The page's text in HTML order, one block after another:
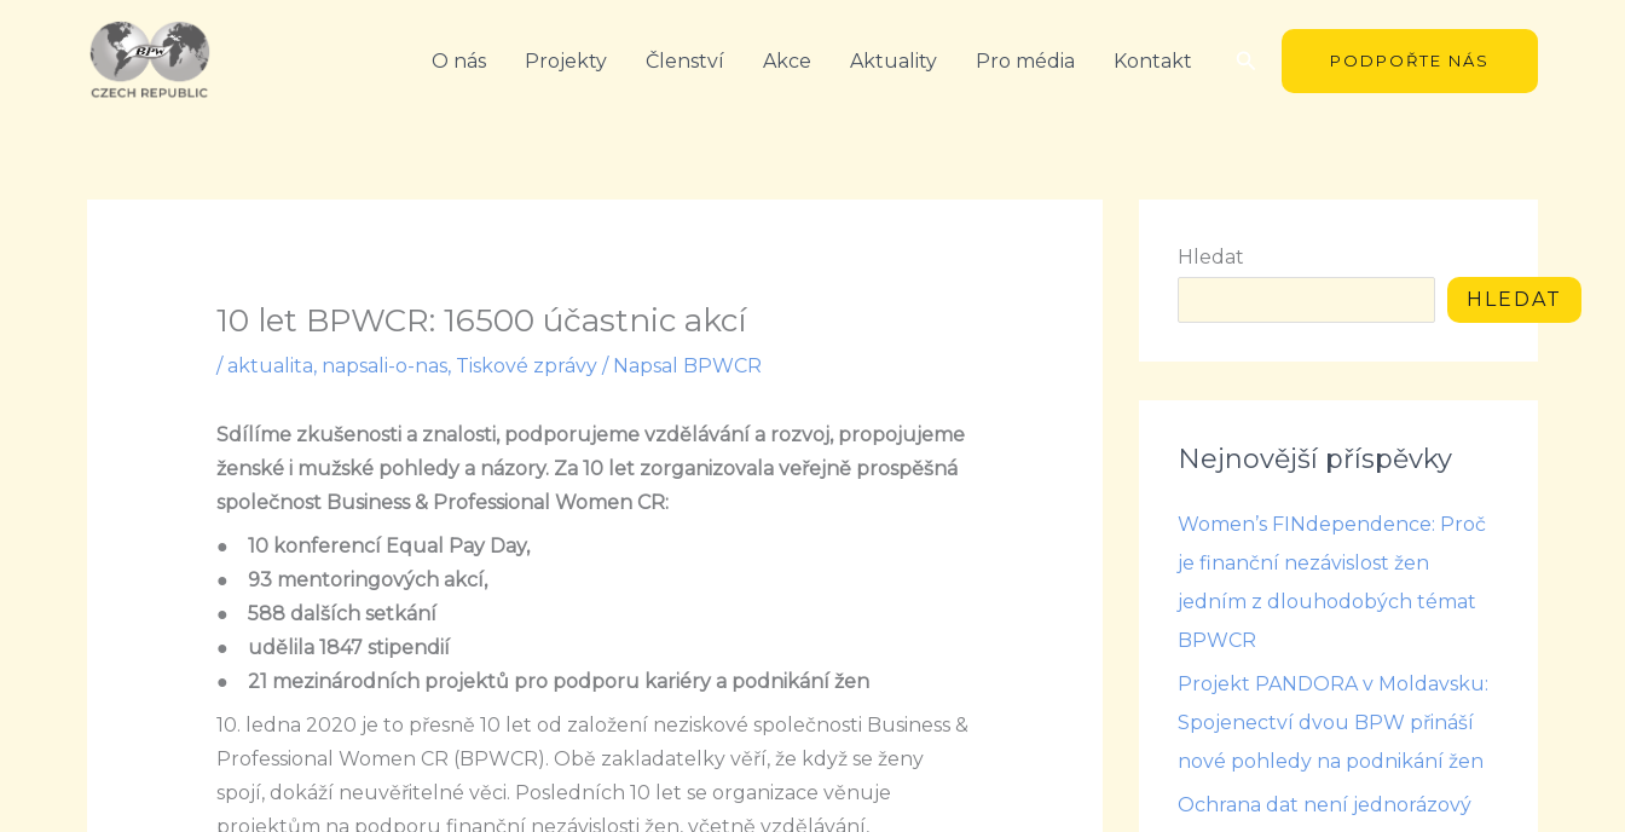
O nás Projekty Členství Akce Aktuality Pro média Kontakt Hledat PODPOŘTE NÁS
10 let BPWCR: 16500 účastnic akcí
/ aktualita, napsali-o-nas, Tiskové zprávy/ Napsal BPWCR
Sdílíme zkušenosti a znalosti, podporujeme vzdělávání a rozvoj, propojujeme
ženské i mužské pohledy a názory. Za 10 let zorganizovala veřejně prospěšná
společnost Business & Professional Women CR:
● 10 konferencí Equal Pay Day,
● 93 mentoringových akcí,
● 588 dalších setkání
● udělila 1847 stipendií
● 21 mezinárodních projektů pro podporu kariéry a podnikání žen
10. ledna 2020 je to přesně 10 let od založení neziskové společnosti Business &
Professional Women CR (BPWCR). Obě zakladatelky věří, že když se ženy
spojí, dokáží neuvěřitelné věci. Posledních 10 let se organizace věnuje
projektům na podporu finanční nezávislosti žen, včetně vzdělávání,
Hledat
HLEDAT
Nejnovější příspěvky
Women’s FINdependence: Proč
je finanční nezávislost žen
jedním z dlouhodobých témat
BPWCR
Projekt PANDORA v Moldavsku:
Spojenectví dvou BPW přináší
nové pohledy na podnikání žen
Ochrana dat není jednorázový